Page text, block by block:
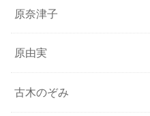
原奈津子
原由実
古木のぞみ